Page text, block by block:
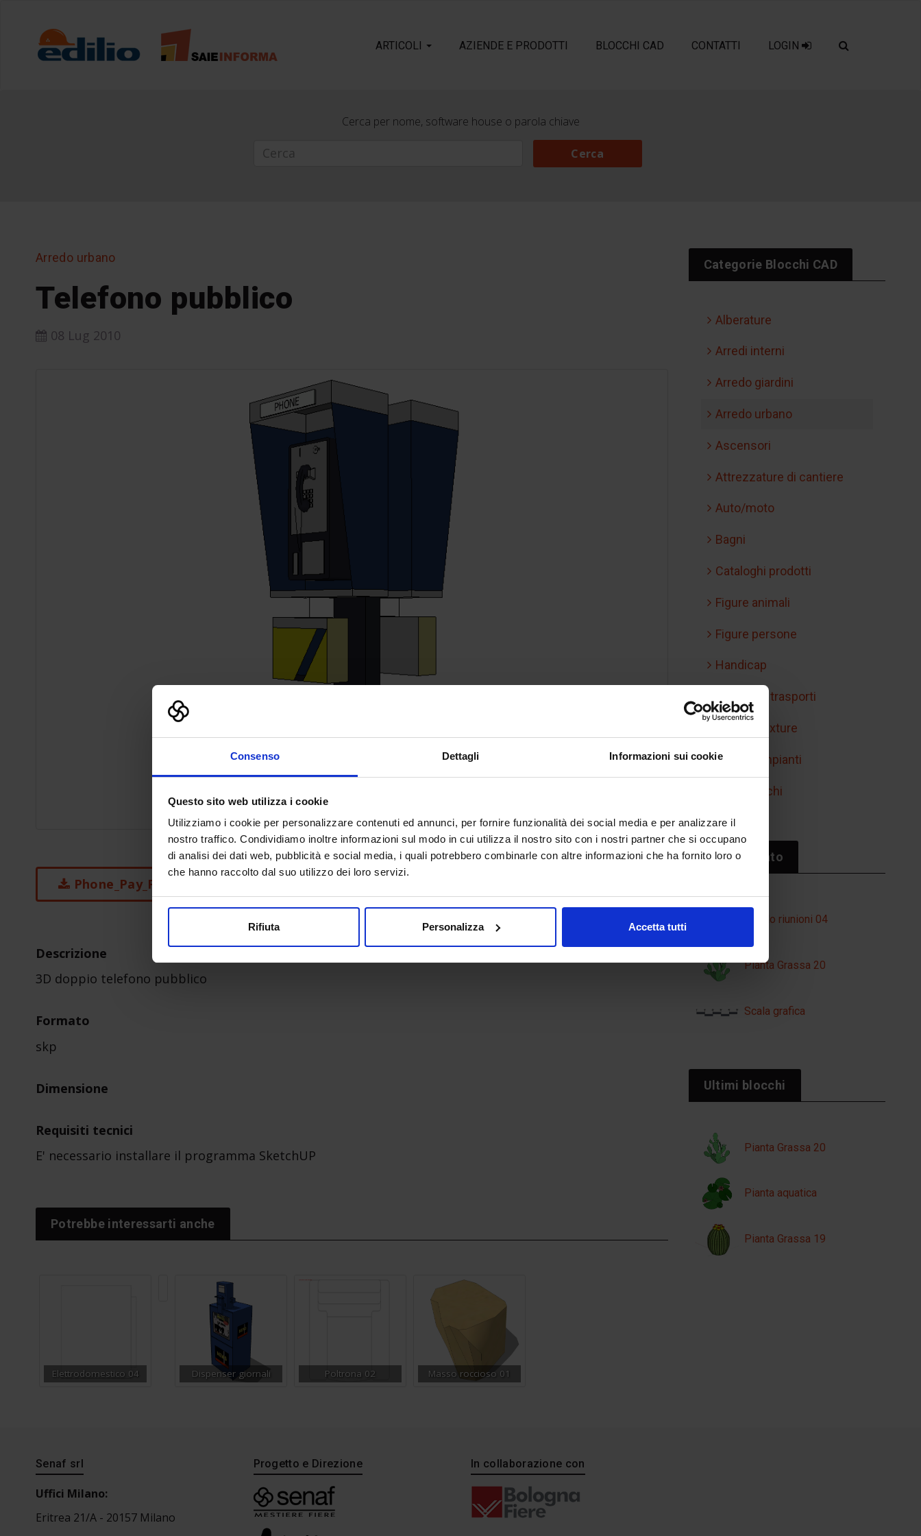
Consenso Dettagli Informazioni sui cookie
Questo sito web utilizza i cookie
Utilizziamo i cookie per personalizzare contenuti ed annunci, per fornire funzionalità dei social media e per analizzare il
nostro traffico. Condividiamo inoltre informazioni sul modo in cui utilizza il nostro sito con i nostri partner che si occupano
di analisi dei dati web, pubblicità e social media, i quali potrebbero combinarle con altre informazioni che ha fornito loro o
che hanno raccolto dal suo utilizzo dei loro servizi.
Rifiuta Personalizza Accetta tutti
ARTICOLI AZIENDE E PRODOTTI BLOCCHI CAD CONTATTI LOGIN
Cerca per nome, software house o parola chiave
Cerca
Arredo urbano
Telefono pubblico
08 Lug 2010
Phone_Pay_Free-standing_Double.skp_-1.zip
Descrizione
3D doppio telefono pubblico
Formato
skp
Dimensione
Requisiti tecnici
E' necessario installare il programma SketchUP
Potrebbe interessarti anche
Elettrodomestico 04
Libreria
A-
N
Dispenser giornali Poltrona 02 Masso roccioso 01
Categorie Blocchi CAD
Alberature
Arredi interni
Arredo giardini
Arredo urbano
Ascensori
Attrezzature di cantiere
Auto/moto
Bagni
Cataloghi prodotti
Figure animali
Figure persone
Handicap
Mobilità e trasporti
Retini e texture
Simboli impianti
Sport/giochi
Il più cliccato
Tavolo riunioni 04
Pianta Grassa 20
Scala grafica
Ultimi blocchi
Pianta Grassa 20
Pianta aquatica
Pianta Grassa 19
Senaf srl
Uffici Milano:
Eritrea 21/A - 20157 Milano
Progetto e Direzione In collaborazione con